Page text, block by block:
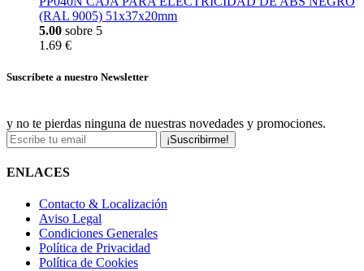
(RAL 9005) 51x37x20mm
5.00 sobre 5
1.69 €
Suscríbete a nuestro Newsletter
y no te pierdas ninguna de nuestras novedades y promociones.
¡Suscribirme!
ENLACES
Contacto & Localización
Aviso Legal
Condiciones Generales
Política de Privacidad
Política de Cookies